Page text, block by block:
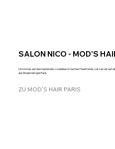
SALON NICO - MOD'S
Um immer auf dem laufenden zu bleiben in Sachen Haartrends, setzen wir auf
der Modemetrople Paris.
ZU MOD'S HAIR PARIS